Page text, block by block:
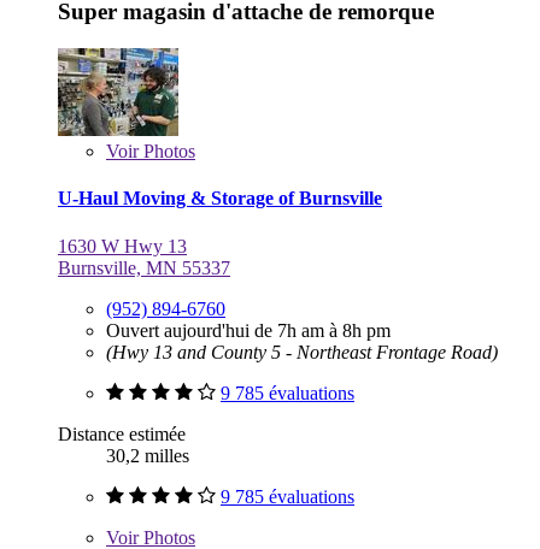
Super magasin d'attache de remorque
VoirPhotos
U-Haul Moving & Storage of Burnsville
1630 W Hwy 13
Burnsville, MN 55337
(952) 894-6760
Ouvert aujourd'hui de 7h am à 8h pm
(Hwy 13 and County 5 - Northeast Frontage Road)
9 785 évaluations
Distance estimée
30,2 milles
9 785 évaluations
VoirPhotos